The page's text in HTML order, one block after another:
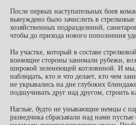
После первых наступательных боев
вынуждено было зачислить в стрелковые
хозяйственных подразделений,
чтобы до прихода нового пополнения
На участке, который в составе
воюющие стороны занимали рубежи,
широкой зеленеющей котловиной. И
наблюдать, кто и что делает, кто чем
не укрывались на дне глубоких
подшучивать друг над другом, строить
Наглые, будто не унывающие немцы с
разведчика сбрасывали над нами